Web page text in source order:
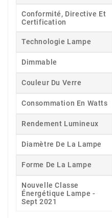
Conformité, Directive Et
Certification
Technologie Lampe
Dimmable
Couleur Du Verre
Consommation En Watts
Rendement Lumineux
Diamètre De La Lampe
Forme De La Lampe
Nouvelle Classe
Énergétique Lampe -
Sept 2021